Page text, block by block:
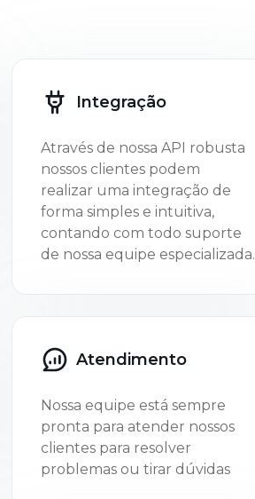
Integração
Através de nossa API robusta
nossos clientes podem
realizar uma integração de
forma simples e intuitiva,
contando com todo suporte
de nossa equipe especializada.
Atendimento
Nossa equipe está sempre
pronta para atender nossos
clientes para resolver
problemas ou tirar dúvidas